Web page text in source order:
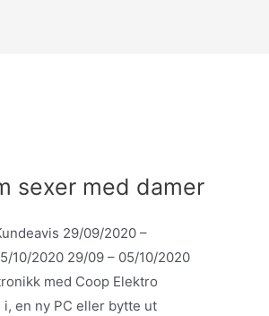
sexer med damer
29/09/2020 –
10/2020 29/09 – 05/10/2020
med Coop Elektro
en ny PC eller bytte ut